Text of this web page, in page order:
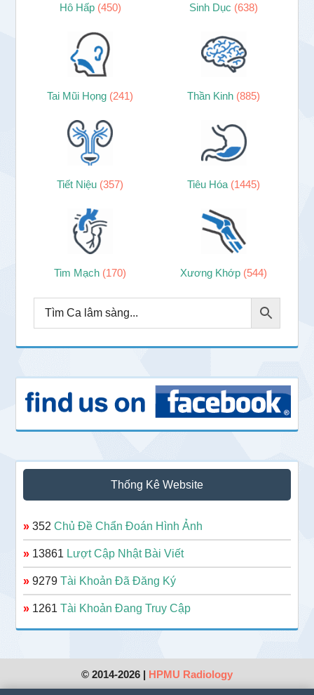
Hô Hấp (450) Sinh Dục (638)
Tai Mũi Họng (241) Thần Kinh (885)
Tiết Niệu (357) Tiêu Hóa (1445)
Tim Mạch (170) Xương Khớp (544)
Thống Kê Website
» 352Chủ Đề Chẩn Đoán Hình Ảnh
» 13861 Lượt Cập Nhật Bài Viết
» 9279Tài Khoản Đã Đăng Ký
» 1261Tài Khoản Đang Truy Cập
© 2014-2026 | HPMU Radiology